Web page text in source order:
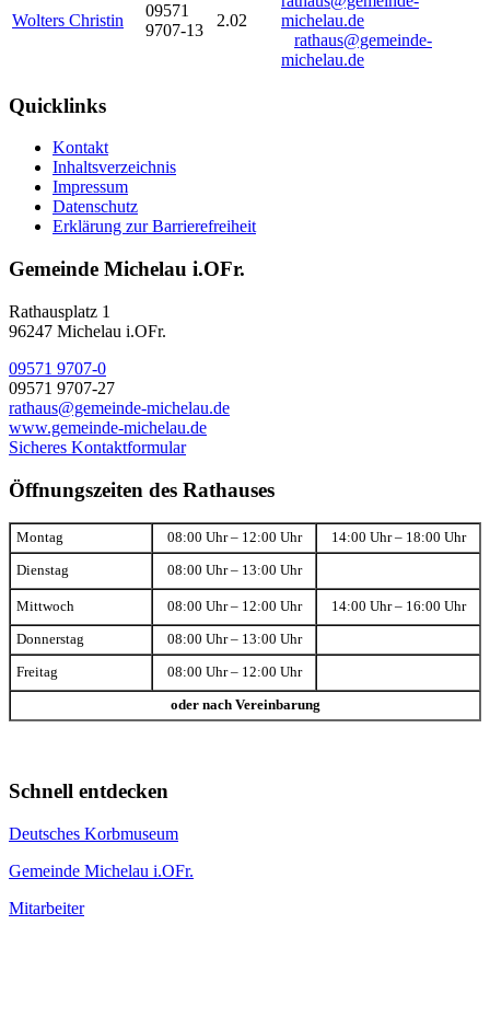
Wolters Christin
09571
9707-13
2.02
rathaus@gemeinde-
michelau.de
Quicklinks
Kontakt
Inhaltsverzeichnis
Impressum
Datenschutz
Erklärung zur Barrierefreiheit
Gemeinde Michelau i.OFr.
Rathausplatz 1
96247 Michelau i.OFr.
09571 9707-0
09571 9707-27
rathaus@gemeinde-michelau.de
www.gemeinde-michelau.de
Sicheres Kontaktformular
Öffnungszeiten des Rathauses
Montag 08:00 Uhr – 12:00 Uhr 14:00 Uhr – 18:00 Uhr
Dienstag 08:00 Uhr – 13:00 Uhr
Mittwoch 08:00 Uhr – 12:00 Uhr 14:00 Uhr – 16:00 Uhr
Donnerstag 08:00 Uhr – 13:00 Uhr
Freitag 08:00 Uhr – 12:00 Uhr
oder nach Vereinbarung
Schnell entdecken
Deutsches Korbmuseum
Gemeinde Michelau i.OFr.
Mitarbeiter